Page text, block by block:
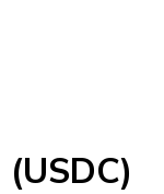
(USDC)